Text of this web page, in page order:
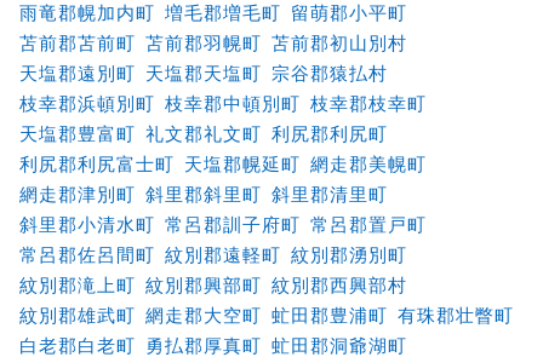
雨竜郡幌加内町 増毛郡増毛町 留萌郡小平町
苫前郡苫前町 苫前郡羽幌町 苫前郡初山別村
天塩郡遠別町 天塩郡天塩町 宗谷郡猿払村
枝幸郡浜頓別町 枝幸郡中頓別町 枝幸郡枝幸町
天塩郡豊富町 礼文郡礼文町 利尻郡利尻町
利尻郡利尻富士町 天塩郡幌延町 網走郡美幌町
網走郡津別町 斜里郡斜里町 斜里郡清里町
斜里郡小清水町 常呂郡訓子府町 常呂郡置戸町
常呂郡佐呂間町 紋別郡遠軽町 紋別郡湧別町
紋別郡滝上町 紋別郡興部町 紋別郡西興部村
紋別郡雄武町 網走郡大空町 虻田郡豊浦町 有珠郡壮瞥町
白老郡白老町
勇払郡厚真町 虻田郡洞爺湖町